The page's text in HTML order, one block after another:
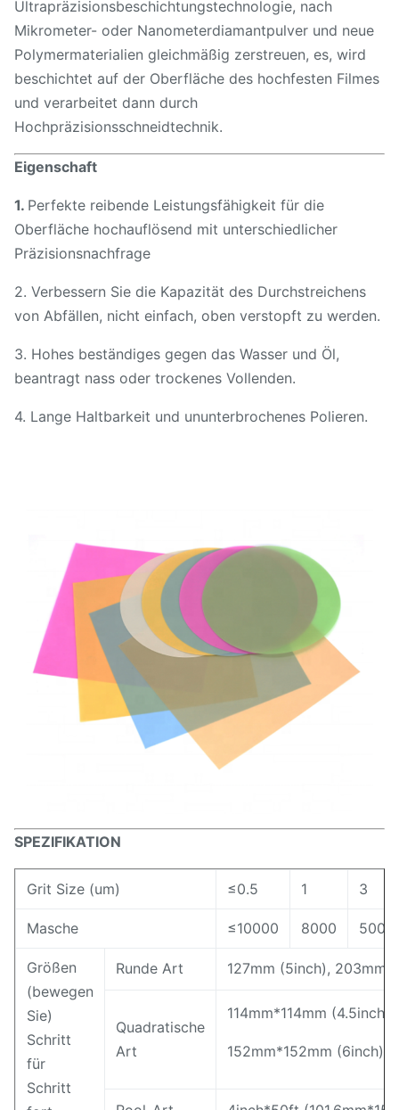
Ultrapräzisionsbeschichtungstechnologie, nach
Mikrometer- oder Nanometerdiamantpulver und neue
Polymermaterialien gleichmäßig zerstreuen, es, wird
beschichtet auf der Oberfläche des hochfesten Filmes
und verarbeitet dann durch
Hochpräzisionsschneidtechnik.
Eigenschaft
1. Perfekte reibende Leistungsfähigkeit für die
Oberfläche hochauflösend mit unterschiedlicher
Präzisionsnachfrage
2. Verbessern Sie die Kapazität des Durchstreichens
von Abfällen, nicht einfach, oben verstopft zu werden.
3. Hohes beständiges gegen das Wasser und Öl,
beantragt nass oder trockenes Vollenden.
4. Lange Haltbarkeit und ununterbrochenes Polieren.
SPEZIFIKATION
Grit Size (um) ≤0.5 1 3
Masche ≤10000 8000 5000
Größen
(bewegen
Sie)
Schritt
für
Schritt
Runde Art 127mm (5inch), 203mm
Quadratische
Art
114mm*114mm
152mm*152mm (6inch),